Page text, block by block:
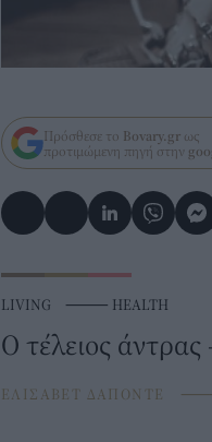
Πρόσθεσε το Bovary.gr ως
προτιμώμενη πηγή στην
LIVING ⸻ HEALTH
Ο τέλειος
ΕΛΙΣΑΒΕΤ ΔΑΠΟΝΤΕ